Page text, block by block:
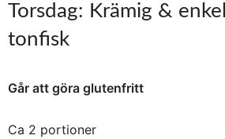
Torsdag: Krämig &
tonfisk
Går att göra glutenfritt
Ca 2 portioner